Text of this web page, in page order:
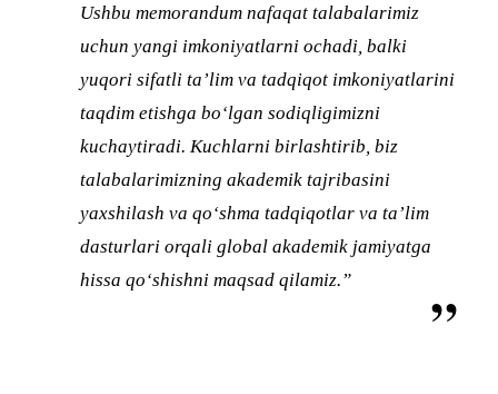
Ushbu memorandum nafaqat talabalarimiz
uchun yangi imkoniyatlarni ochadi, balki
yuqori sifatli ta’lim va tadqiqot imkoniyatlarini
taqdim etishga bo‘lgan sodiqligimizni
kuchaytiradi. Kuchlarni birlashtirib, biz
talabalarimizning akademik tajribasini
yaxshilash va qo‘shma tadqiqotlar va ta’lim
dasturlari orqali global akademik jamiyatga
hissa qo‘shishni maqsad qilamiz.”